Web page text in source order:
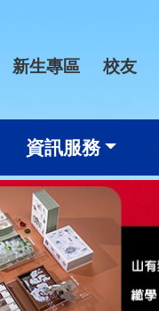
新生專區 校友
資訊服務